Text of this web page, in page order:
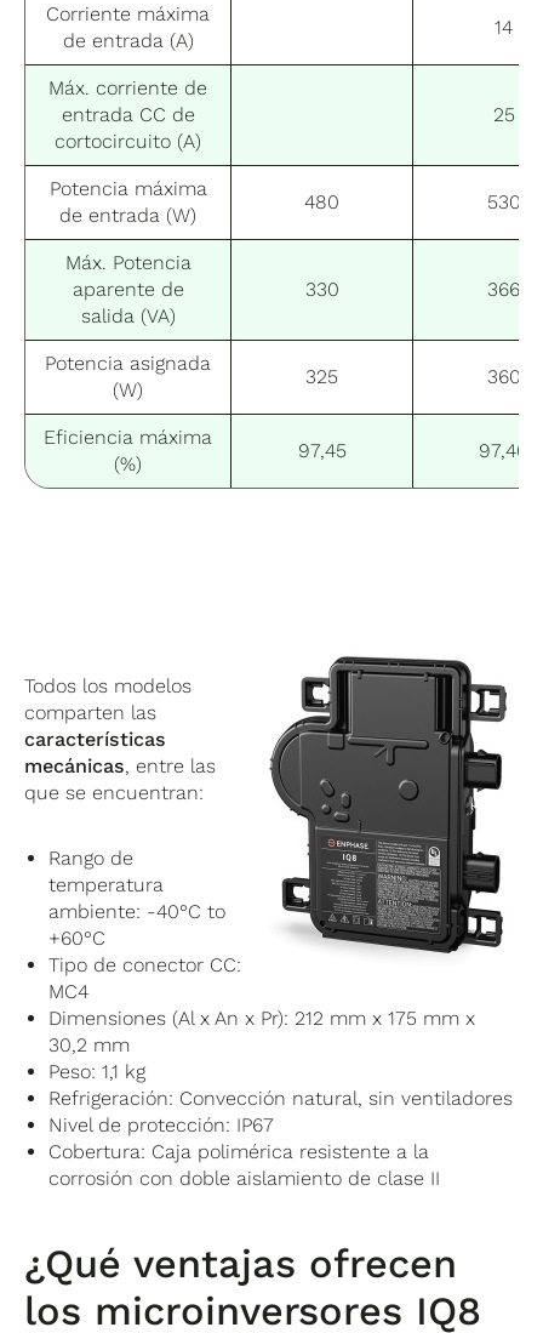
Corriente máxima
de entrada (A)
14
Máx. corriente de
entrada CC de
cortocircuito (A)
25
Potencia máxima
de entrada (W)
480 530
Máx. Potencia
aparente de
salida (VA)
330 366
Potencia asignada
(W)
325 360
Eficiencia máxima
(%)
97,45 97,40
Todos los modelos
comparten las
características
mecánicas, entre las
que se encuentran:
Rango de
temperatura
ambiente: -40°C to
+60°C
Tipo de conector CC:
MC4
Dimensiones (Al x An x Pr): 212 mm x 175 mm x
30,2 mm
Peso: 1,1 kg
Refrigeración: Convección natural, sin ventiladores
Nivel de protección: IP67
Cobertura: Caja polimérica resistente a la
corrosión con doble aislamiento de clase II
¿Qué ventajas ofrecen
los microinversores IQ8